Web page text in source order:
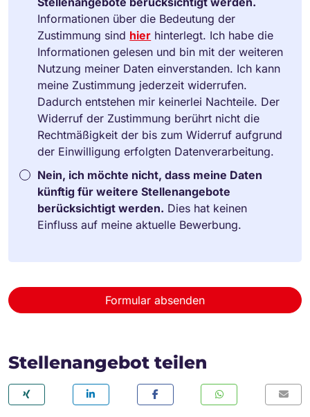
Informationen über die Bedeutung der
Zustimmung sind hier hinterlegt. Ich habe die
Informationen gelesen und bin mit der weiteren
Nutzung meiner Daten einverstanden. Ich kann
meine Zustimmung jederzeit widerrufen.
Dadurch entstehen mir keinerlei Nachteile. Der
Widerruf der Zustimmung berührt nicht die
Rechtmäßigkeit der bis zum Widerruf aufgrund
der Einwilligung erfolgten Datenverarbeitung.
Nein, ich möchte nicht, dass meine Daten
künftig für weitere Stellenangebote
berücksichtigt werden. Dies hat keinen
Einfluss auf meine aktuelle Bewerbung.
Formular absenden
Stellenangebot teilen